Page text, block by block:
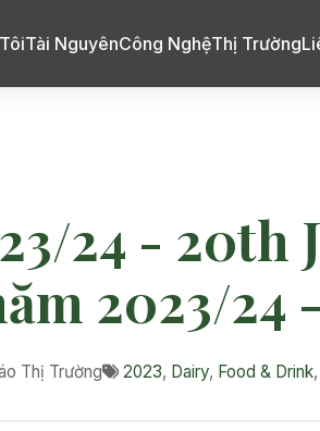
Tài NguyênCông NghệThị Trường
24 - 20th
2023/24
Thị Trường 2023, Dairy, Food & Drink